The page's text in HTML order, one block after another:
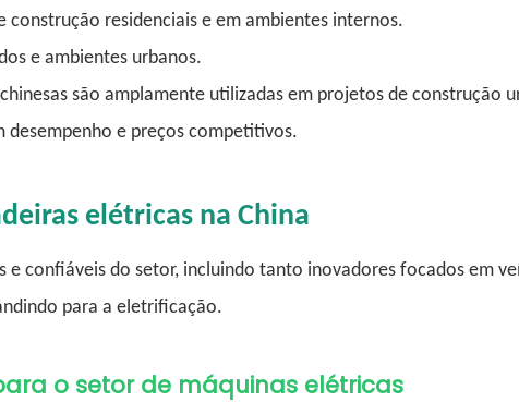
construção residenciais e em ambientes internos.
e ambientes urbanos.
são amplamente utilizadas em projetos de construção
desempenho e preços competitivos.
elétricas na China
e confiáveis ​​do setor, incluindo tanto inovadores focados em
para a eletrificação.
o setor de máquinas elétricas